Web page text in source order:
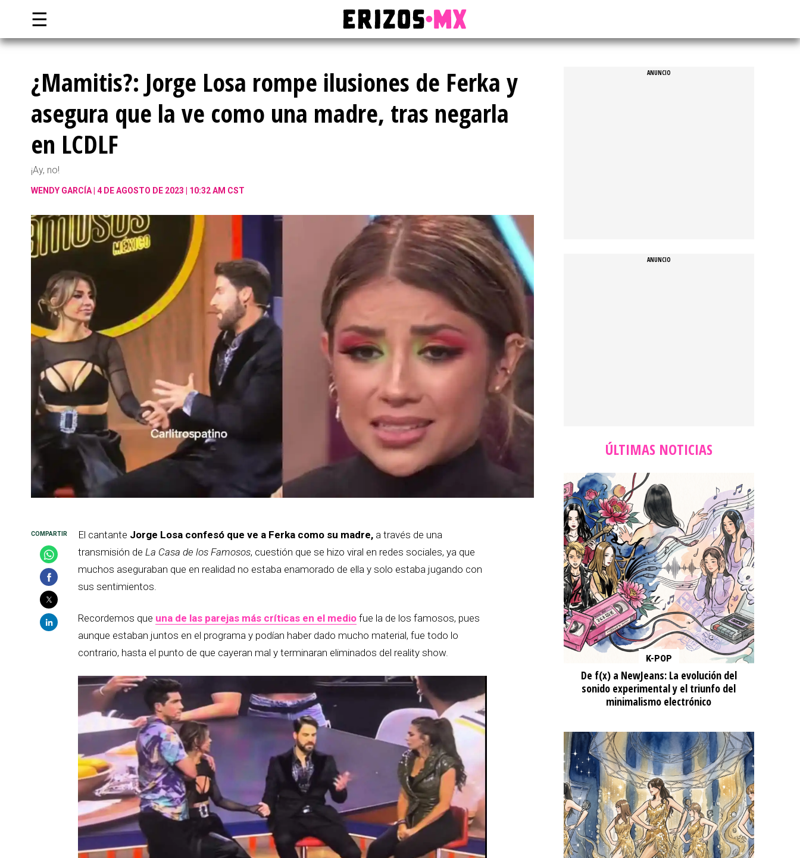
☰
¿Mamitis?: Jorge Losa rompe ilusiones de Ferka y
asegura que la ve como una madre, tras negarla
en LCDLF
¡Ay, no!
WENDY GARCÍA 4 DE AGOSTO DE 2023 | 10:32 AM CST
El cantante Jorge Losa confesó que ve a Ferka como su madre, a través de una
transmisión de La Casa de los Famosos, cuestión que se hizo viral en redes sociales, ya que
muchos aseguraban que en realidad no estaba enamorado de ella y solo estaba jugando con
sus sentimientos.
Recordemos que una de las parejas más críticas en el medio fue la de los famosos, pues
aunque estaban juntos en el programa y podían haber dado mucho material, fue todo lo
contrario, hasta el punto de que cayeran mal y terminaran eliminados del reality show.
ÚLTIMAS NOTICIAS
K-POP
De f(x) a NewJeans: La evolución del
sonido experimental y el triunfo del
minimalismo electrónico